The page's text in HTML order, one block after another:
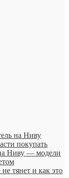
на Ниву
покупать
Ниву — модели
тянет и как это